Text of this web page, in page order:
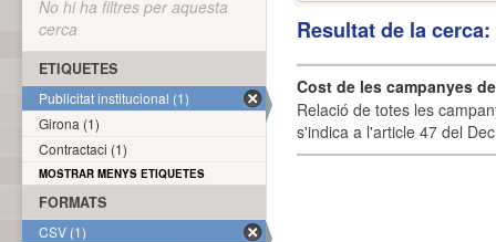
Resultat de la
Cost de les campanyes
Relació de totes les
s'indica a l'article 47 del
No hi ha filtres per aquesta
cerca
ETIQUETES
Publicitat institucional (1)
Girona (1)
Contractaci (1)
MOSTRAR MENYS ETIQUETES
FORMATS
CSV (1)